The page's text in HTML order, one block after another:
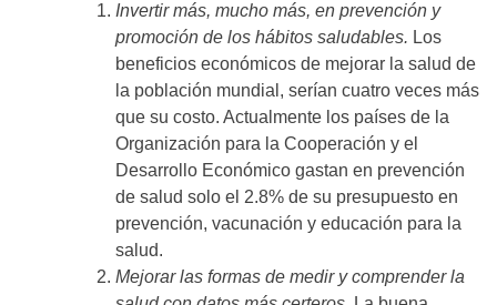
Invertir más, mucho más, en prevención y
promoción de los hábitos saludables. Los
beneficios económicos de mejorar la salud de
la población mundial, serían cuatro veces más
que su costo. Actualmente los países de la
Organización para la Cooperación y el
Desarrollo Económico gastan en prevención
de salud solo el 2.8% de su presupuesto en
prevención, vacunación y educación para la
salud.
Mejorar las formas de medir y comprender la